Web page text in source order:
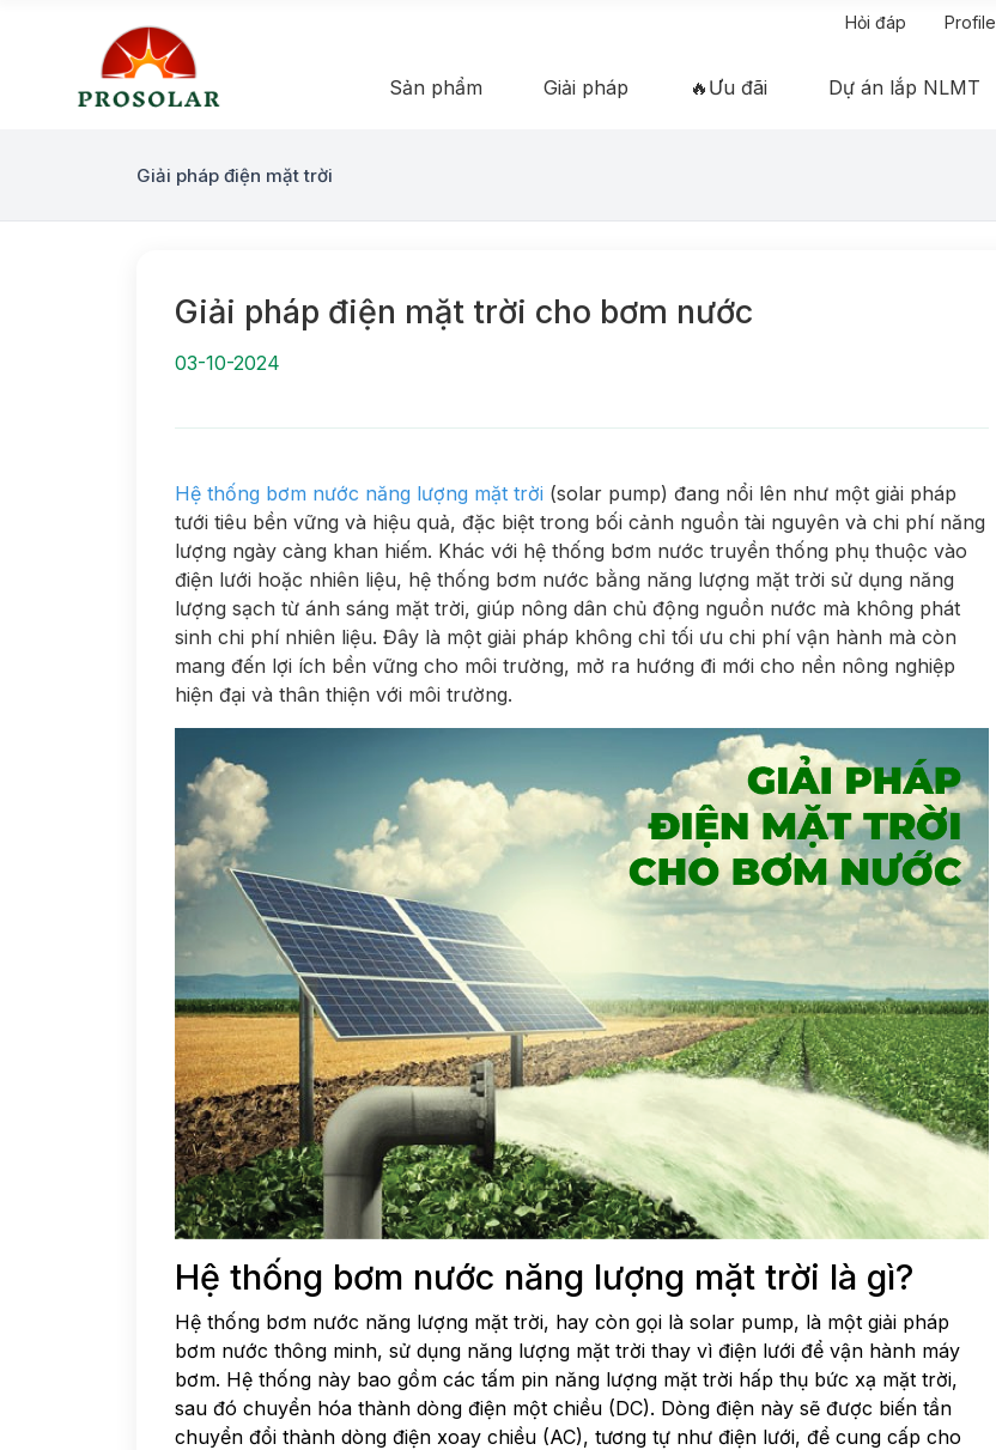
Hỏi đáp Profile
Sản phẩm Giải pháp 🔥Ưu đãi Dự án lắp NLMT
Giải pháp điện mặt trời
Giải pháp điện mặt trời cho bơm nước
03-10-2024
Hệ thống bơm nước năng lượng mặt trời (solar pump) đang nổi lên như một giải pháp
tưới tiêu bền vững và hiệu quả, đặc biệt trong bối cảnh nguồn tài nguyên và chi phí năng
lượng ngày càng khan hiếm. Khác với hệ thống bơm nước truyền thống phụ thuộc vào
điện lưới hoặc nhiên liệu, hệ thống bơm nước bằng năng lượng mặt trời sử dụng năng
lượng sạch từ ánh sáng mặt trời, giúp nông dân chủ động nguồn nước mà không phát
sinh chi phí nhiên liệu. Đây là một giải pháp không chỉ tối ưu chi phí vận hành mà còn
mang đến lợi ích bền vững cho môi trường, mở ra hướng đi mới cho nền nông nghiệp
hiện đại và thân thiện với môi trường.
Hệ thống bơm nước năng lượng mặt trời là gì?
Hệ thống bơm nước năng lượng mặt trời, hay còn gọi là solar pump, là một giải pháp
bơm nước thông minh, sử dụng năng lượng mặt trời thay vì điện lưới để vận hành máy
bơm. Hệ thống này bao gồm các tấm pin năng lượng mặt trời hấp thụ bức xạ mặt trời,
sau đó chuyển hóa thành dòng điện một chiều (DC). Dòng điện này sẽ được biến tần
chuyển đổi thành dòng điện xoay chiều (AC), tương tự như điện lưới, để cung cấp cho